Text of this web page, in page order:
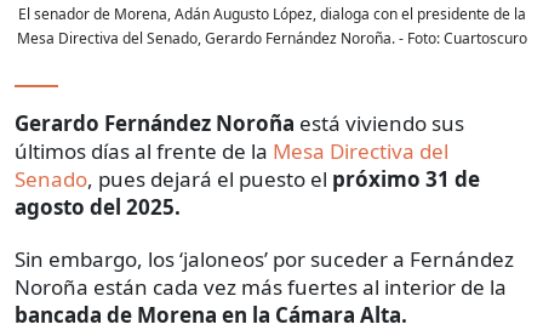
El senador de Morena, Adán Augusto López, dialoga con el presidente de la
Mesa Directiva del Senado, Gerardo Fernández Noroña.- Foto:Cuartoscuro
Gerardo Fernández Noroña está viviendo sus
últimos días al frente de la Mesa Directiva del
Senado, pues dejará el puesto el próximo 31 de
agosto del 2025.
Sin embargo, los ‘jaloneos’ por suceder a Fernández
Noroña están cada vez más fuertes al interior de la
bancada de Morena en la Cámara Alta.